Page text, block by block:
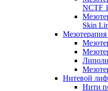
NCTF
Skin
Мезотерапия
Нитевой
Нити